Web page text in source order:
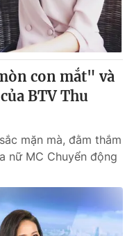
tử số 483/GP-BTTTT
Phạm Quốc Thắng,
con mắt" và
BTV Thu
mặn mà, đằm thắm
nữ MC Chuyển động